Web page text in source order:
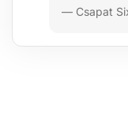
amely megvédi a
— Csapat